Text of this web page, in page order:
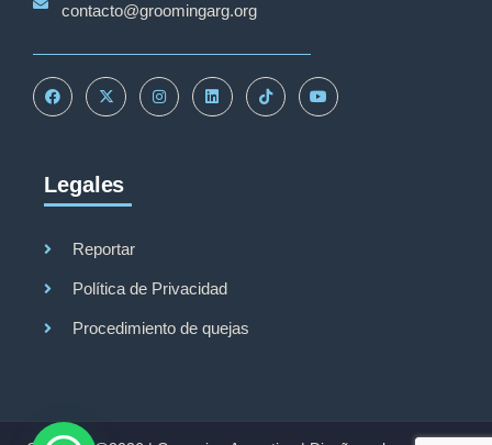
contacto@groomingarg.org
Legales
Reportar
Política de Privacidad
Procedimiento de quejas